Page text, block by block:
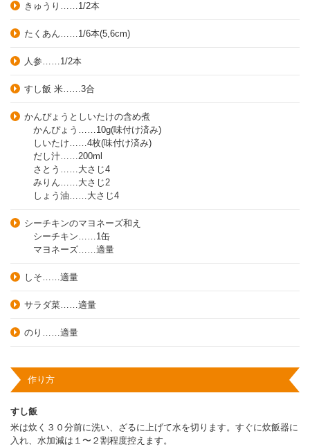
きゅうり……1/2本
たくあん……1/6本(5,6cm)
人参……1/2本
すし飯 米……3合
かんぴょうとしいたけの含め煮
かんぴょう……10g(味付け済み)
しいたけ……4枚(味付け済み)
だし汁……200ml
さとう……大さじ4
みりん……大さじ2
しょう油……大さじ4
シーチキンのマヨネーズ和え
シーチキン……1缶
マヨネーズ……適量
しそ……適量
サラダ菜……適量
のり……適量
作り方
すし飯
米は炊く３０分前に洗い、ざるに上げて水を切ります。すぐに炊飯器に
入れ、水加減は１〜２割程度控えます。